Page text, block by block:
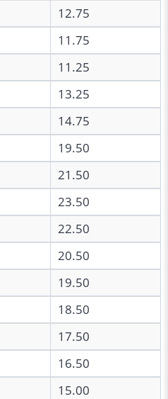
12.75
11.75
11.25
13.25
14.75
19.50
21.50
23.50
22.50
20.50
19.50
18.50
17.50
16.50
15.00